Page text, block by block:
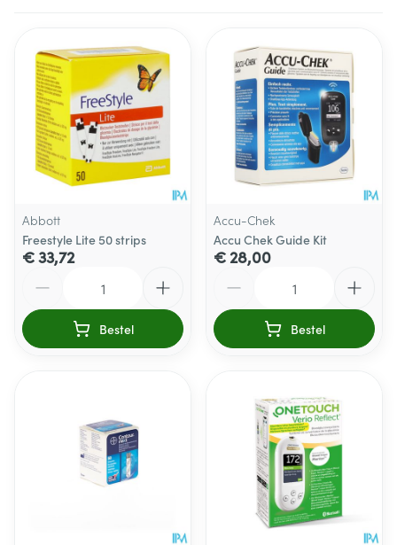
Abbott
Freestyle Lite 50 strips
€ 33,72
Bestel
Accu-Chek
Accu Chek Guide Kit
€ 28,00
Bestel